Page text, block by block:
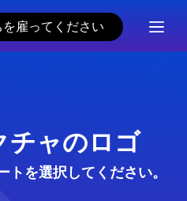
を雇ってください
チャのロゴ
トを選択してください。